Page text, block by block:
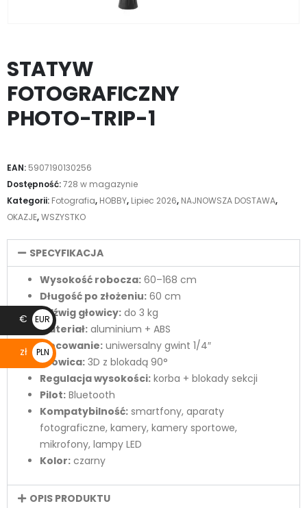
STATYW
FOTOGRAFICZNY
PHOTO-TRIP-1
EAN: 5907190130256
Dostępność:728 w magazynie
Kategorii: Fotografia, HOBBY, Lipiec 2026, NAJNOWSZA DOSTAWA,
OKAZJE,WSZYSTKO
SPECYFIKACJA
Wysokość robocza: 60–168 cm
Długość po złożeniu: 60 cm
Udźwig głowicy: do 3 kg
Materiał: aluminium + ABS
Mocowanie: uniwersalny gwint 1/4″
Głowica: 3D z blokadą 90°
Regulacja wysokości: korba + blokady sekcji
Pilot: Bluetooth
Kompatybilność: smartfony, aparaty
fotograficzne, kamery, kamery sportowe,
mikrofony, lampy LED
Kolor: czarny
OPIS PRODUKTU
€
EUR
€
zł
PLN
zł